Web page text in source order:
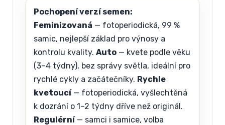
Pochopení verzí semen:
Feminizovaná — fotoperiodická, 99 %
samic, nejlepší základ pro výnosy a
kontrolu kvality. Auto — kvete podle věku
(3–4 týdny), bez správy světla, ideální pro
rychlé cykly a začátečníky. Rychle
kvetoucí— fotoperiodická, vyšlechtěná
k dozrání o 1–2 týdny dříve než originál.
Regulérní— samci i samice, volba